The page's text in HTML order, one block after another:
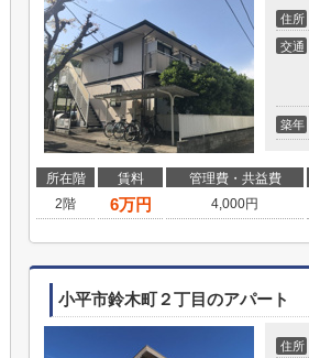
住所
交通
築年
所在階 賃料 管理費・共益費
2階
6万円 4,000円
小平市鈴木町２丁目のアパート
住所